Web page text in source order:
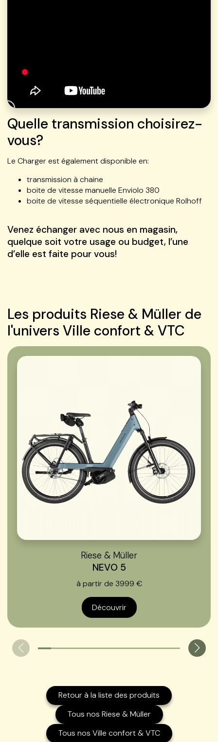
Quelle transmission choisirez-
vous?
Le Charger est également disponible en:
transmission à chaine
boite de vitesse manuelle Enviolo 380
boite de vitesse séquentielle électronique Rolhoff
Venez échanger avec nous en magasin,
quelque soit votre usage ou budget, l’une
d’elle est faite pour vous!
Les produits Riese & Müller de
l'univers Ville confort & VTC
Riese & Müller
NEVO 5
à partir de 3999 €
Découvrir
Retour à la liste des produits
Tous nos Riese & Müller
Tous nos Ville confort & VTC